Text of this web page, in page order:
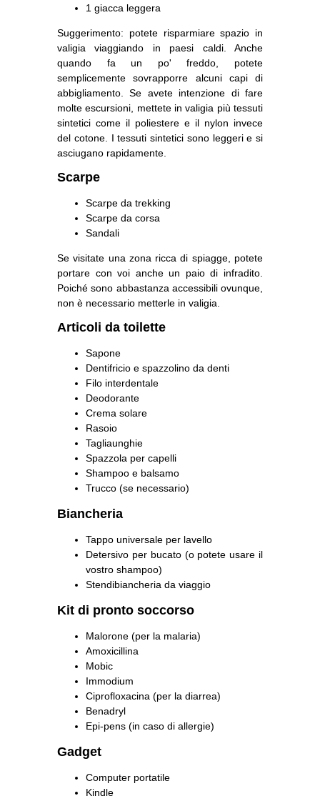
1 giacca leggera
Suggerimento: potete risparmiare spazio in
valigia viaggiando in paesi caldi. Anche
quando fa un po' freddo, potete
semplicemente sovrapporre alcuni capi di
abbigliamento. Se avete intenzione di fare
molte escursioni, mettete in valigia più tessuti
sintetici come il poliestere e il nylon invece
del cotone. I tessuti sintetici sono leggeri e si
asciugano rapidamente.
Scarpe
Scarpe da trekking
Scarpe da corsa
Sandali
Se visitate una zona ricca di spiagge, potete
portare con voi anche un paio di infradito.
Poiché sono abbastanza accessibili ovunque,
non è necessario metterle in valigia.
Articoli da toilette
Sapone
Dentifricio e spazzolino da denti
Filo interdentale
Deodorante
Crema solare
Rasoio
Tagliaunghie
Spazzola per capelli
Shampoo e balsamo
Trucco (se necessario)
Biancheria
Tappo universale per lavello
Detersivo per bucato (o potete usare il
vostro shampoo)
Stendibiancheria da viaggio
Kit di pronto soccorso
Malorone (per la malaria)
Amoxicillina
Mobic
Immodium
Ciprofloxacina (per la diarrea)
Benadryl
Epi-pens (in caso di allergie)
Gadget
Computer portatile
Kindle